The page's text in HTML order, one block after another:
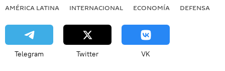
AMÉRICA LATINA INTERNACIONAL ECONOMÍA DEFENSA
Telegram Twitter VK